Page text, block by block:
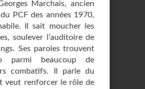
Marchais, ancien
PCF des années 1970,
Il sait moucher les
soulever l’auditoire de
Ses paroles trouvent
parmi beaucoup de
combatifs. Il parle du
veut renforcer le rôle de